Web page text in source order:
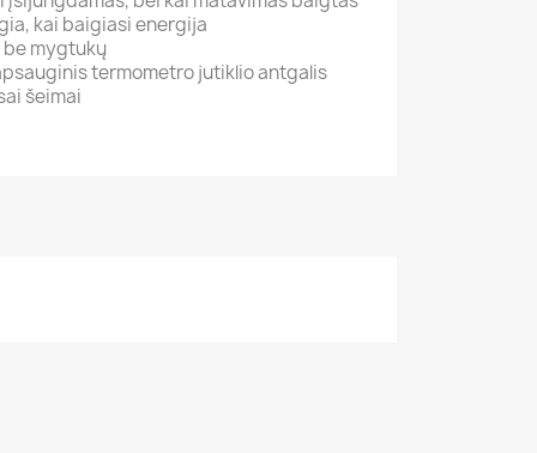
kai baigiasi energija
be mygtukų
termometro jutiklio antgalis
šeimai